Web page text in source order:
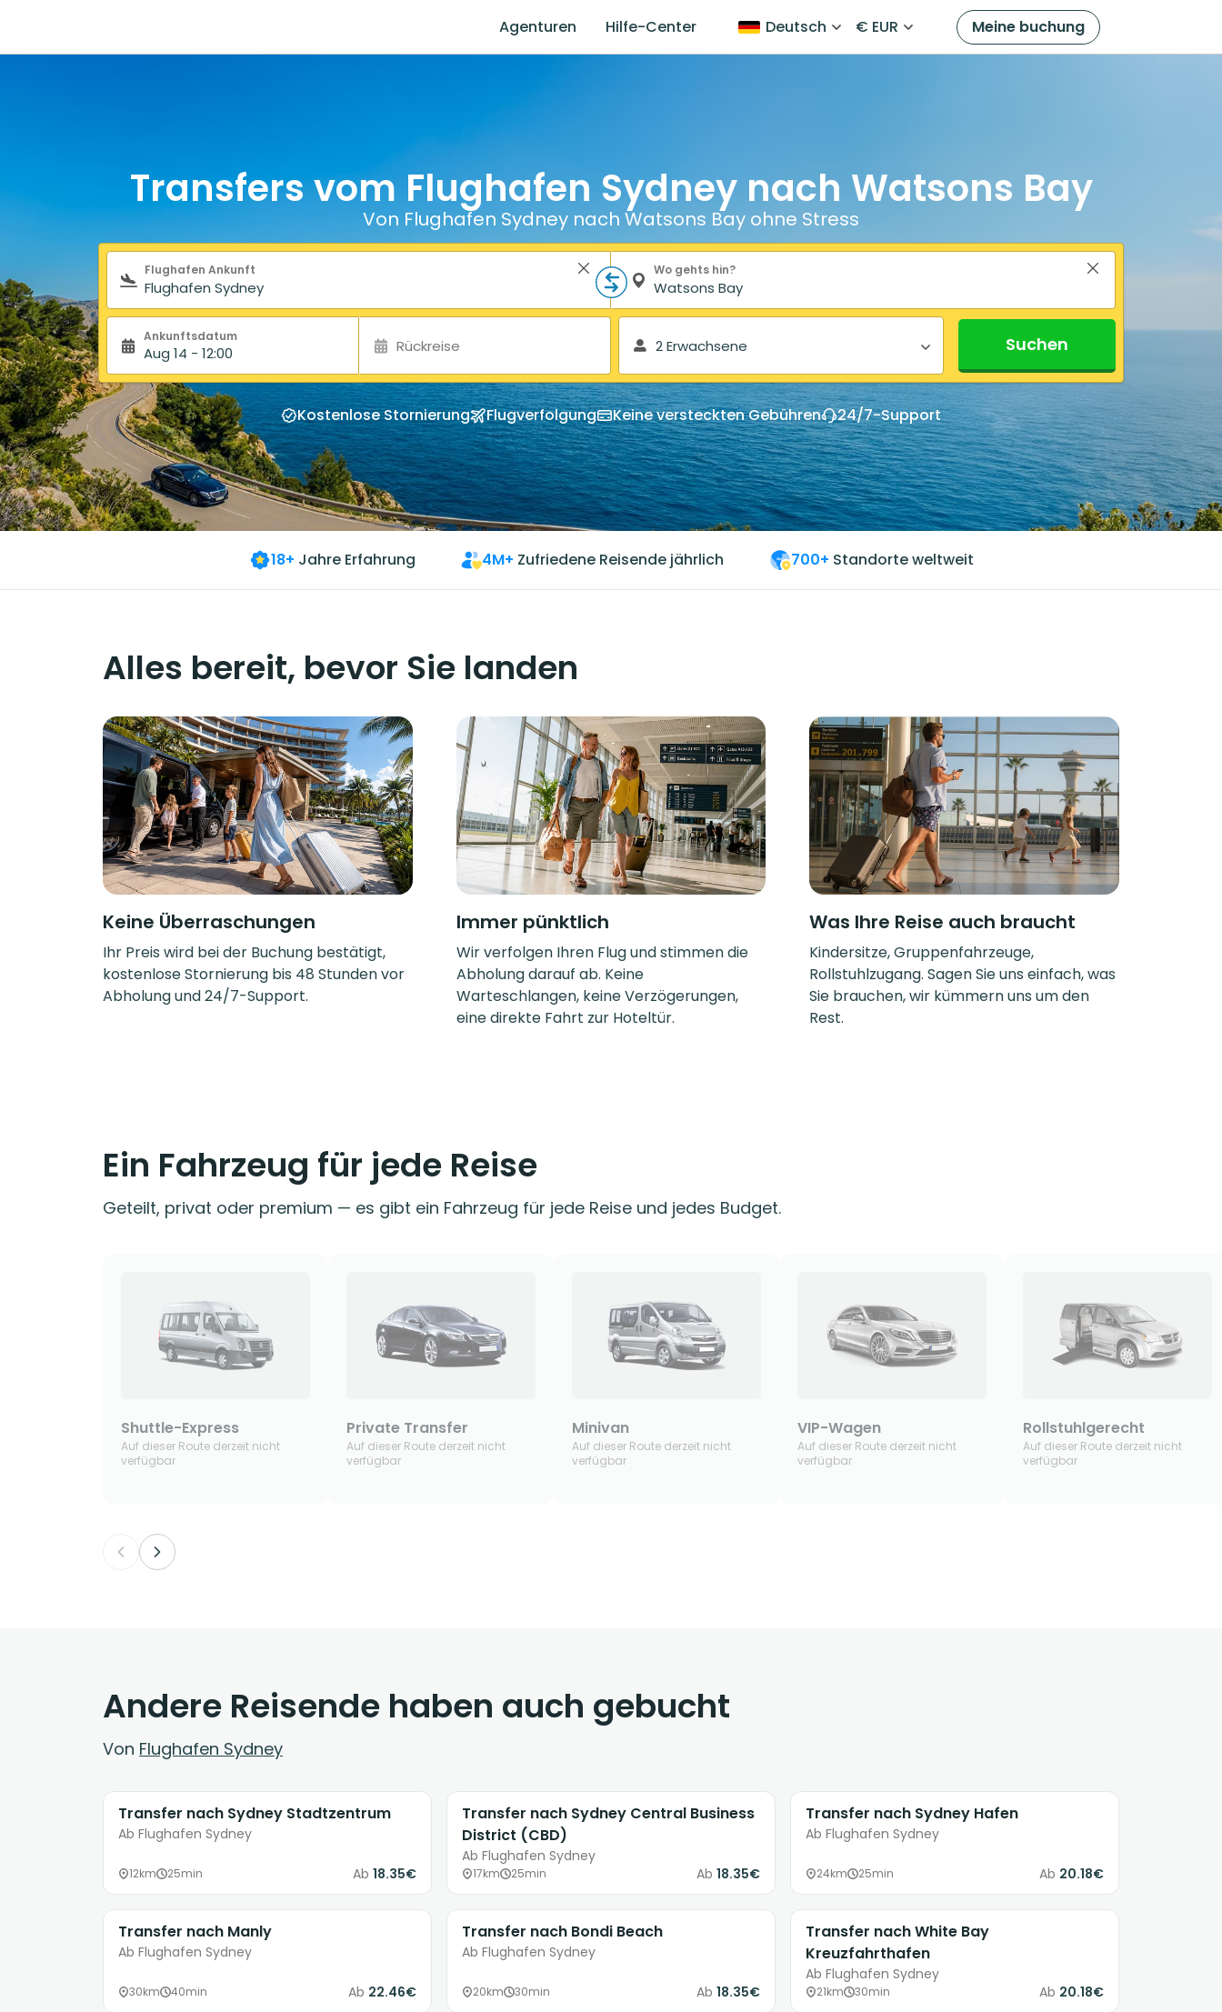
Agenturen Hilfe-Center Deutsch € EUR Meine buchung
Transfers vom Flughafen Sydney nach Watsons Bay
Von Flughafen Sydney nach Watsons Bay ohne Stress
Suchformular
Flughafen Ankunft Wo gehts hin?
Ankunftsdatum
Aug 14 - 12:00 Rückreise 2 Erwachsene Suchen
Kostenlose Stornierung Flugverfolgung Keine versteckten Gebühren 24/7-Support
18+ Jahre Erfahrung 4M+ Zufriedene Reisende jährlich 700+ Standorte weltweit
Alles bereit, bevor Sie landen
Keine Überraschungen
Ihr Preis wird bei der Buchung bestätigt,
kostenlose Stornierung bis 48 Stunden vor
Abholung und 24/7-Support.
Immer pünktlich
Wir verfolgen Ihren Flug und stimmen die
Abholung darauf ab. Keine
Warteschlangen, keine Verzögerungen,
eine direkte Fahrt zur Hoteltür.
Was Ihre Reise auch braucht
Kindersitze, Gruppenfahrzeuge,
Rollstuhlzugang. Sagen Sie uns einfach, was
Sie brauchen, wir kümmern uns um den
Rest.
Ein Fahrzeug für jede Reise
Geteilt, privat oder premium — es gibt ein Fahrzeug für jede Reise und jedes Budget.
Shuttle-Express
Auf dieser Route derzeit nicht
verfügbar
Private Transfer
Auf dieser Route derzeit nicht
verfügbar
Minivan
Auf dieser Route derzeit nicht
verfügbar
VIP-Wagen
Auf dieser Route derzeit nicht
verfügbar
Rollstuhlgerecht
Auf dieser Route derzeit nicht
verfügbar
Andere Reisende haben auch gebucht
Von Flughafen Sydney
Transfer nach Sydney Stadtzentrum
Ab Flughafen Sydney
12km 25min Ab 18.35€
Transfer nach Sydney Central Business
District (CBD)
Ab Flughafen Sydney
17km 25min Ab 18.35€
Transfer nach Sydney Hafen
Ab Flughafen Sydney
24km 25min Ab 20.18€
Transfer nach Manly
Ab Flughafen Sydney
30km 40min Ab 22.46€
Transfer nach Bondi Beach
Ab Flughafen Sydney
20km 30min Ab 18.35€
Transfer nach White Bay
Kreuzfahrthafen
Ab Flughafen Sydney
21km 30min Ab 20.18€